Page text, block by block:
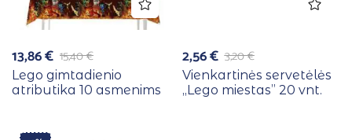
15,40€
13,86€
Lego gimtadienio
atributika 10 asmenims
3,20€
2,56€
Vienkartinės servetėlės
,,Lego miestas” 20 vnt.